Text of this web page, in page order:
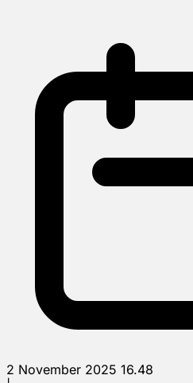
2 November 2025 16.48